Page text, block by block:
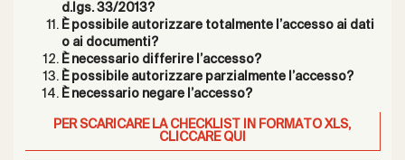
d.lgs. 33/2013?
È possibile autorizzare totalmente l’accesso ai dati
o ai documenti?
È necessario differire l’accesso?
È possibile autorizzare parzialmente l’accesso?
È necessario negare l’accesso?
PER SCARICARE LA CHECKLIST IN FORMATO XLS,
CLICCARE QUI